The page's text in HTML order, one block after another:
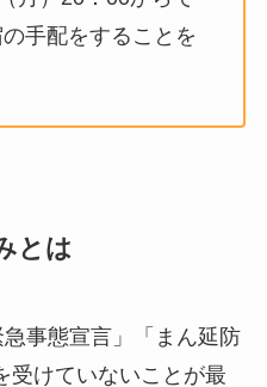
手配をすることを
とは
事態宣言」「まん延防
受けていないことが最